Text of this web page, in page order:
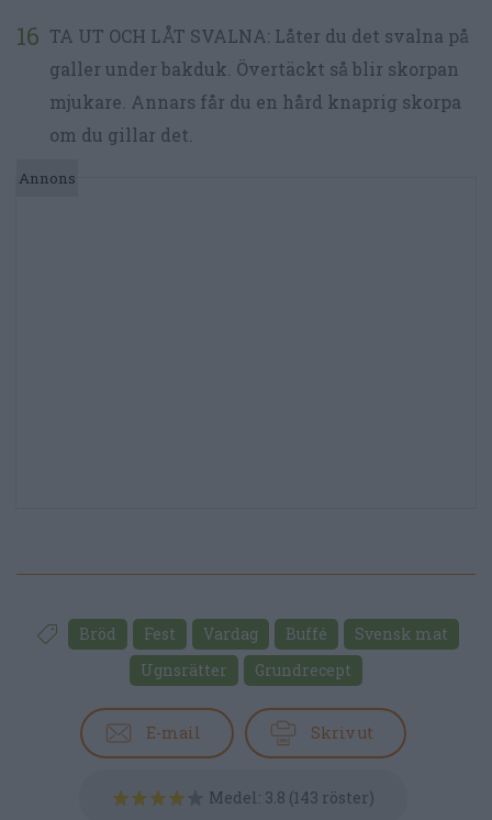
TA UT OCH LÅT SVALNA: Låter du det svalna på
galler under bakduk. Övertäckt så blir skorpan
mjukare. Annars får du en hård knaprig skorpa
om du gillar det.
Bröd Fest Vardag Buffé
Svensk mat
Ugnsrätter
Grundrecept
E-mail Skriv ut
Medel: 3.8 (143 röster)